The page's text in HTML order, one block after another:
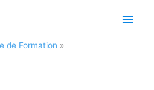
de Formation